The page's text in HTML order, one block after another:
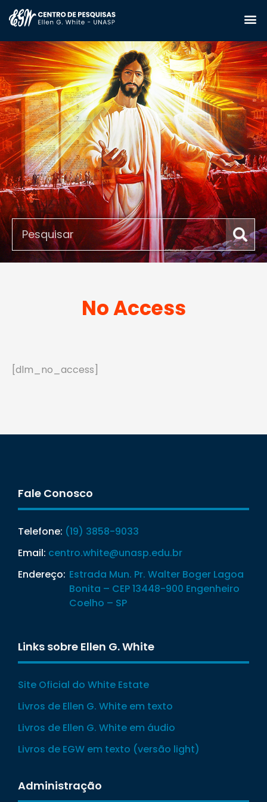
No Access
[dlm_no_access]
Fale Conosco
Telefone: (19) 3858-9033
Email: centro.white@unasp.edu.br
Endereço: Estrada Mun. Pr. Walter Boger Lagoa
Bonita – CEP 13448-900 Engenheiro
Coelho – SP
Links sobre Ellen G. White
Site Oficial do White Estate
Livros de Ellen G. White em texto
Livros de Ellen G. White em áudio
Livros de EGW em texto (versão light)
Administração